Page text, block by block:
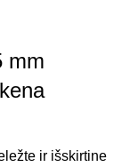
mm
ir išskirtine